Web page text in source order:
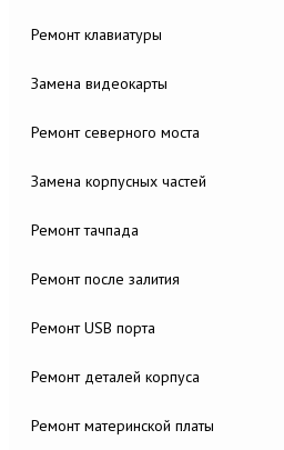
Ремонт клавиатуры
Замена видеокарты
Ремонт северного моста
Замена корпусных частей
Ремонт тачпада
Ремонт после залития
Ремонт USB порта
Ремонт деталей корпуса
Ремонт материнской платы